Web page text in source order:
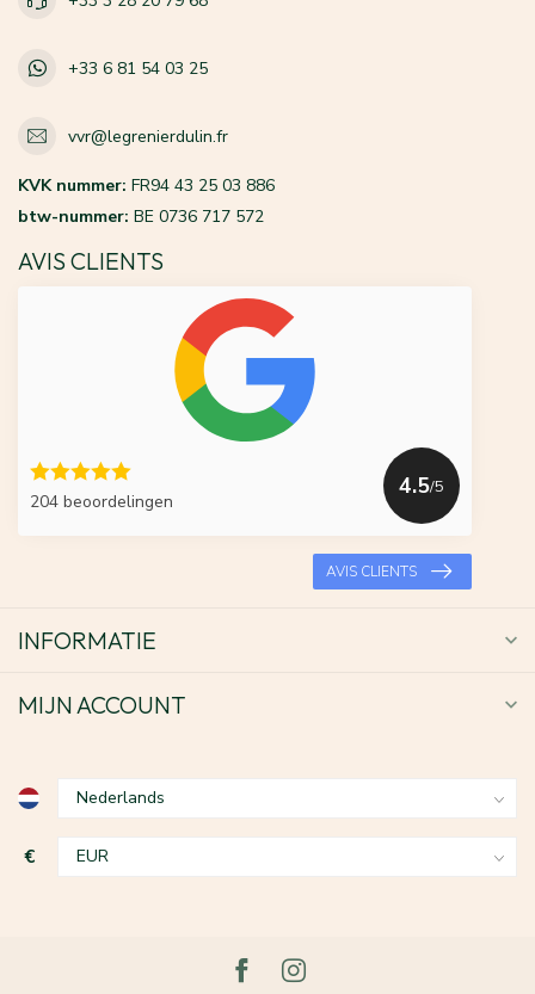
+33 6 81 54 03 25
vvr@legrenierdulin.fr
KVK nummer: FR94 43 25 03 886
btw-nummer: BE 0736 717 572
AVIS CLIENTS
204 beoordelingen
4.5/5
AVIS CLIENTS
INFORMATIE
MIJN ACCOUNT
€